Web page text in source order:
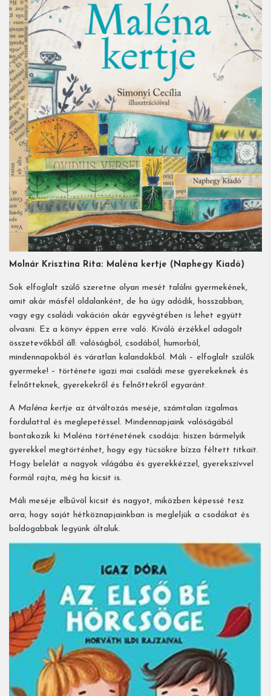
Molnár Krisztina Rita: Maléna kertje (Naphegy Kiadó)
Sok ​elfoglalt szülő szeretne olyan mesét találni gyermekének,
amit akár másfél oldalanként, de ha úgy adódik, hosszabban,
vagy egy családi vakáción akár egyvégtében is lehet együtt
olvasni. Ez a könyv éppen erre való. Kiváló érzékkel adagolt
összetevőkből áll: valóságból, csodából, humorból,
mindennapokból és váratlan kalandokból. Máli – elfoglalt szülők
gyermeke! – története igazi mai családi mese gyerekeknek és
felnőtteknek, gyerekekről és felnőttekről egyaránt.
A Maléna kertje az átváltozás meséje, számtalan izgalmas
fordulattal és meglepetéssel. Mindennapjaink valóságából
bontakozik ki Maléna történetének csodája: hiszen bármelyik
gyerekkel megtörténhet, hogy egy tücsökre bízza féltett titkait.
Hogy belelát a nagyok világába és gyerekkézzel, gyerekszívvel
formál rajta, még ha kicsit is.
Máli meséje elbűvöl kicsit és nagyot, miközben képessé tesz
arra, hogy saját hétköznapjainkban is megleljük a csodákat és
boldogabbak legyünk általuk.